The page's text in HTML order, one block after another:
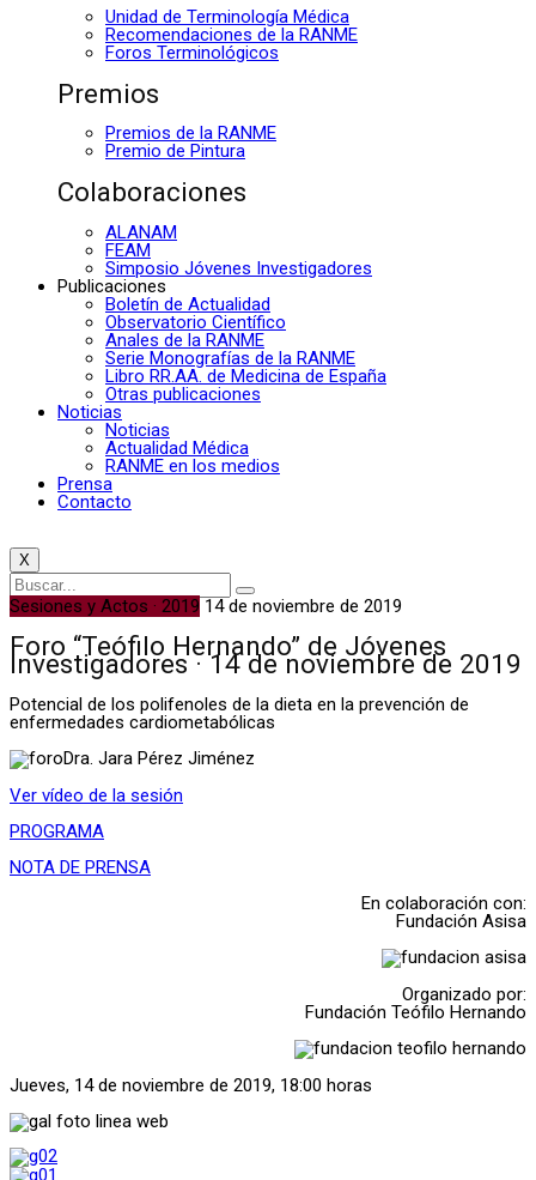
Unidad de Terminología Médica
Recomendaciones de la RANME
Foros Terminológicos
Premios
Premios de la RANME
Premio de Pintura
Colaboraciones
ALANAM
FEAM
Simposio Jóvenes Investigadores
Publicaciones
Boletín de Actualidad
Observatorio Científico
Anales de la RANME
Serie Monografías de la RANME
Libro RR.AA. de Medicina de España
Otras publicaciones
Noticias
Noticias
Actualidad Médica
RANME en los medios
Prensa
Contacto
X
Sesiones y Actos · 2019 14 de noviembre de 2019
Foro “Teófilo Hernando” de Jóvenes
Investigadores · 14 de noviembre de 2019
Potencial de los polifenoles de la dieta en la prevención de
enfermedades cardiometabólicas
Dra. Jara Pérez Jiménez
Ver vídeo de la sesión
PROGRAMA
NOTA DE PRENSA
En colaboración con:
Fundación Asisa
Organizado por:
Fundación Teófilo Hernando
Jueves, 14 de noviembre de 2019, 18:00 horas